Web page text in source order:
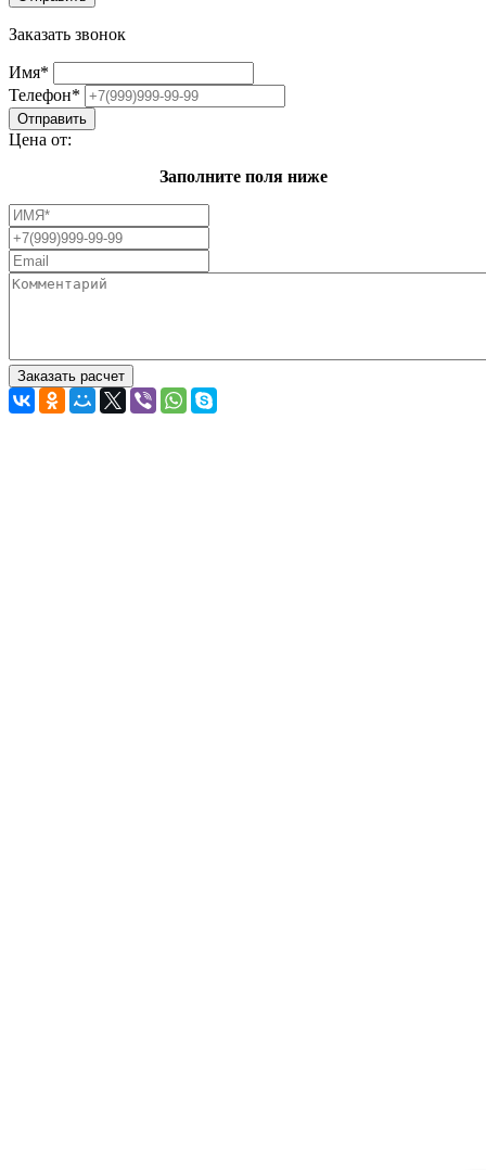
Заказать звонок
Имя*
Телефон*
Цена от:
Заполните поля ниже